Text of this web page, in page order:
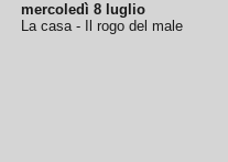
mercoledì 8 luglio
La casa - Il rogo del male